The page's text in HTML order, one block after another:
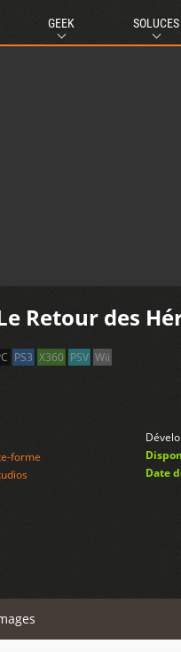
GEEK SOLUCES
Retour des
PS3 X360 PSV Wii
forme
Date